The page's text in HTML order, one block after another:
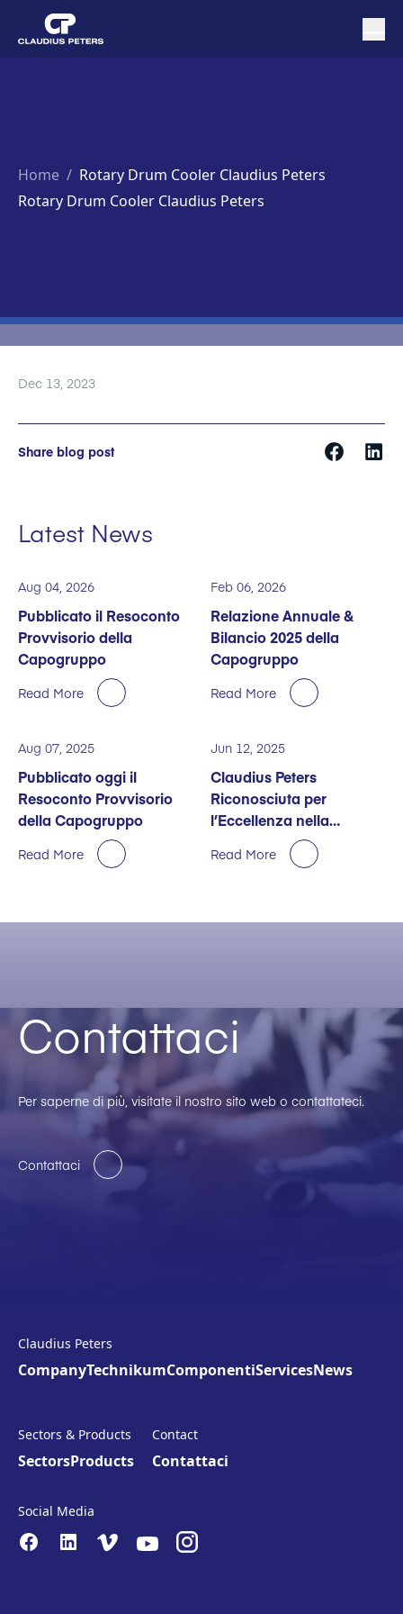
Home / Rotary Drum Cooler Claudius Peters
Rotary Drum Cooler Claudius Peters
Dec 13, 2023
Share blog post
Latest News
Aug 04, 2026
Pubblicato il Resoconto
Provvisorio della
Capogruppo
Read More
Feb 06, 2026
Relazione Annuale &
Bilancio 2025 della
Capogruppo
Read More
Aug 07, 2025
Pubblicato oggi il
Resoconto Provvisorio
della Capogruppo
Read More
Jun 12, 2025
Claudius Peters
Riconosciuta per
l’Eccellenza nella
Sostenibilità
Read More
Contattaci
Per saperne di più, visitate il nostro sito web o contattateci.
Contattaci
Claudius Peters
CompanyTechnikumComponentiServicesNews
Sectors & Products
SectorsProducts
Contact
Contattaci
Social Media